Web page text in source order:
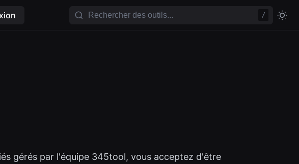
/
gérés par l'équipe 345tool, vous acceptez d'être